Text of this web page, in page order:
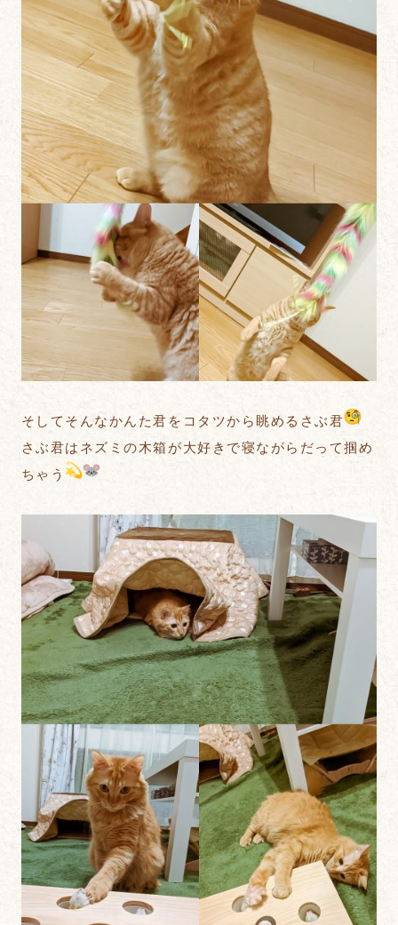
そしてそんなかんた君をコタツから眺めるさぶ君
さぶ君はネズミの木箱が大好きで寝ながらだって掴め
ちゃう